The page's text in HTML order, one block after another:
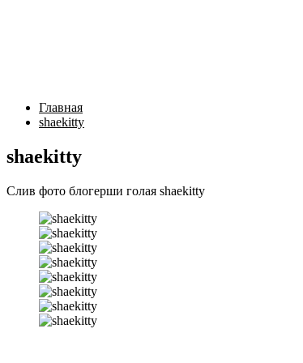
Главная
shaekitty
shaekitty
Слив фото блогерши голая shaekitty